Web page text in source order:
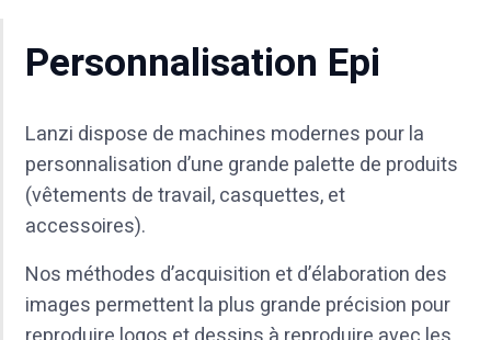
Personnalisation Epi
Lanzi dispose de machines modernes pour la
personnalisation d’une grande palette de produits
(vêtements de travail, casquettes, et
accessoires).
Nos méthodes d’acquisition et d’élaboration des
images permettent la plus grande précision pour